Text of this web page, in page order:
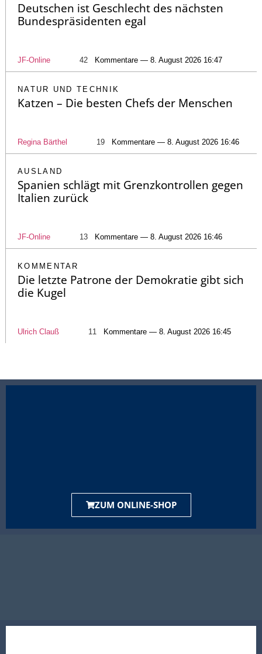
Deutschen ist Geschlecht des nächsten
Bundespräsidenten egal
JF-Online 42 Kommentare — 8. August 2026 16:47
NATUR UND TECHNIK
Katzen – Die besten Chefs der Menschen
Regina Bärthel 19 Kommentare — 8. August 2026 16:46
AUSLAND
Spanien schlägt mit Grenzkontrollen gegen
Italien zurück
JF-Online 13 Kommentare — 8. August 2026 16:46
KOMMENTAR
Die letzte Patrone der Demokratie gibt sich
die Kugel
Ulrich Clauß 11 Kommentare — 8. August 2026 16:45
ZUM ONLINE-SHOP